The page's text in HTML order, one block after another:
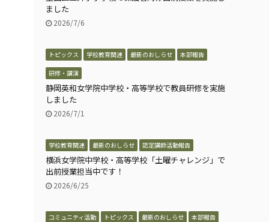
ました
2026/7/6
トピックス 学校教育関連 最新のおしらせ 本部報告
研修・講演
静岡英和女学院中学校・高等学校で教員研修を実施
しました
2026/7/1
学校教育関連 最新のおしらせ 認定講師活動報告
横浜女学院中学校・高等学校「土曜チャレンジ」で
出前授業担当中です！
2026/6/25
コミュニティ活動 トピックス 最新のおしらせ 本部報告